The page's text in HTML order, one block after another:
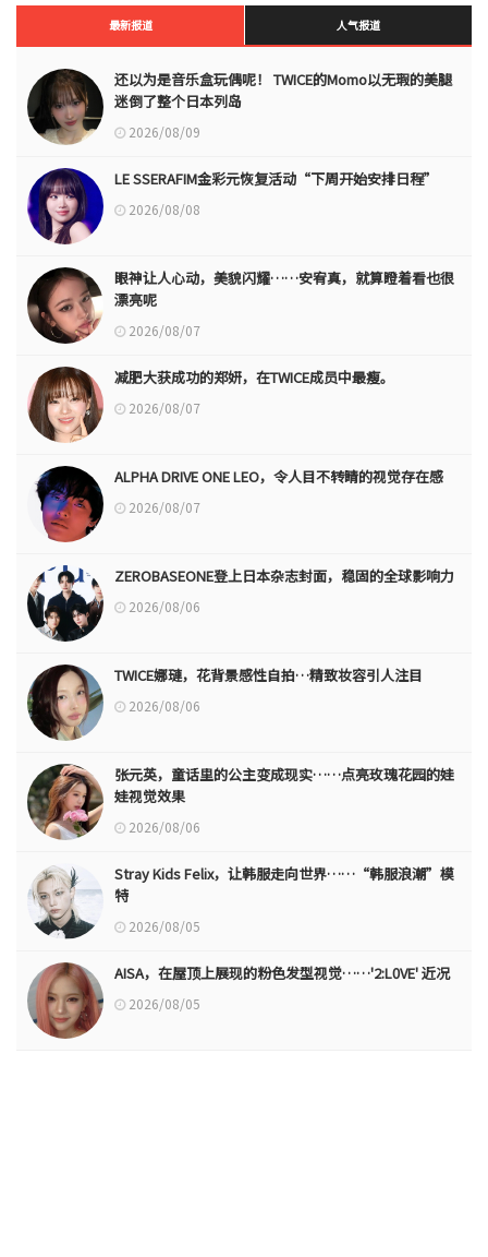
最新报道 人气报道
还以为是音乐盒玩偶呢！ TWICE的Momo以无瑕的美腿
迷倒了整个日本列岛
2026/08/09
LE SSERAFIM金彩元恢复活动“下周开始安排日程”
2026/08/08
眼神让人心动，美貌闪耀……安宥真，就算瞪着看也很
漂亮呢
2026/08/07
减肥大获成功的郑妍，在TWICE成员中最瘦。
2026/08/07
ALPHA DRIVE ONE LEO，令人目不转睛的视觉存在感
2026/08/07
ZEROBASEONE登上日本杂志封面，稳固的全球影响力
2026/08/06
TWICE娜璉，花背景感性自拍…精致妆容引人注目
2026/08/06
张元英，童话里的公主变成现实……点亮玫瑰花园的娃
娃视觉效果
2026/08/06
Stray Kids Felix，让韩服走向世界……“韩服浪潮”模
特
2026/08/05
AISA，在屋顶上展现的粉色发型视觉……'2:L0VE' 近况
2026/08/05